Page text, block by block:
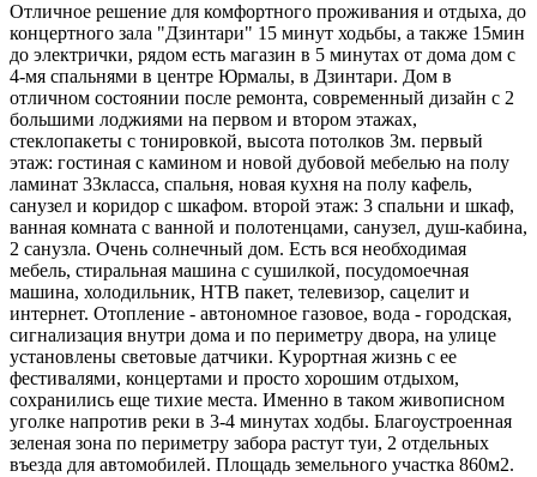
Oтличное решение для комфортного проживания и отдыха, до
концертного зала "Дзинтари" 15 минут ходьбы, а также 15мин
до электрички, рядом есть магазин в 5 минутах от дома дом с
4-мя спальнями в центре Юрмалы, в Дзинтари. Дом в
отличном состоянии после ремонта, современный дизайн с 2
большими лоджиями на первом и втором этажах,
стеклопакеты с тонировкой, высота потолков 3м. первый
этаж: гостиная с камином и новой дубовой мебелью на полу
ламинат 33класса, спальня, новая кухня на полу кафель,
санузел и коридор с шкафом. второй этаж: 3 спальни и шкаф,
ванная комната с ванной и полотенцами, санузел, душ-кабина,
2 санузла. Oчень солнечный дом. Есть вся необходимая
мебель, стиральная машина с сушилкой, посудомоечная
машина, холодильник, НТВ пакет, телевизор, сацелит и
интернет. Отопление - автономное газовое, вода - городская,
сигнализация внутри дома и по периметру двора, на улице
установлены световые датчики. Kурортная жизнь с ее
фестивалями, концертами и просто хорошим отдыхом,
сохранились еще тихие места. Именно в таком живописном
уголке напротив реки в 3-4 минутах ходбы. Благоустроенная
зеленая зона по периметру забора растут туи, 2 отдельных
въезда для автомобилей. Площадь земельного участка 860м2.